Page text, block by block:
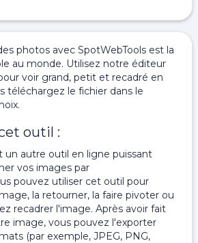
photos avec SpotWebTools est la
au monde. Utilisez notre éditeur
voir grand, petit et recadré en
téléchargez le fichier dans le
outil :
un autre outil en ligne puissant
vos images par
pouvez utiliser cet outil pour
la retourner, la faire pivoter ou
recadrer l'image. Après avoir fait
image, vous pouvez l'exporter
(par exemple, JPEG, PNG,